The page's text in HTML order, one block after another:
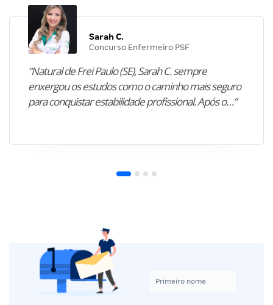
Sarah C.
Concurso Enfermeiro PSF
“Natural de Frei Paulo (SE), Sarah C. sempre
enxergou os estudos como o caminho mais seguro
para conquistar estabilidade profissional. Após o…”